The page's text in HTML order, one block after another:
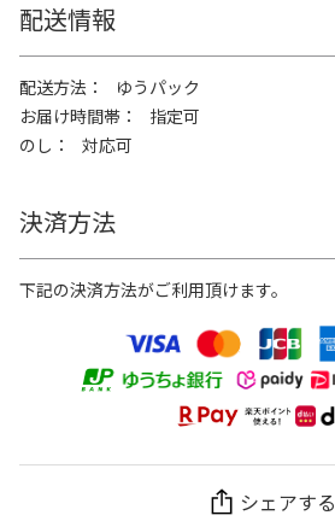
配送情報
配送方法
ゆうパック
お届け時間帯
指定可
のし
対応可
決済方法
下記の決済方法がご利用頂けます。
シェアする